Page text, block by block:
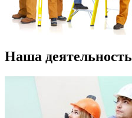
Наша деятельность